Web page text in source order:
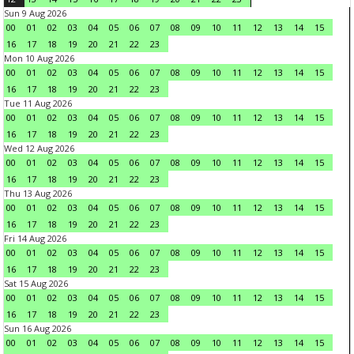
Sun 9 Aug 2026
00
01 02 03 04 05 06 07 08 09 10 11 12 13 14
15
16
17 18 19 20 21 22
23
Mon 10 Aug 2026
00
01 02 03 04 05 06 07 08 09 10 11 12 13 14
15
16
17 18 19 20 21 22
23
Tue 11 Aug 2026
00
01 02 03 04 05 06 07 08 09 10 11 12 13 14
15
16
17 18 19 20 21 22
23
Wed 12 Aug 2026
00
01 02 03 04 05 06 07 08 09 10 11 12 13 14
15
16
17 18 19 20 21 22
23
Thu 13 Aug 2026
00
01 02 03 04 05 06 07 08 09 10 11 12 13 14
15
16
17 18 19 20 21 22
23
Fri 14 Aug 2026
00
01 02 03 04 05 06 07 08 09 10 11 12 13 14
15
16
17 18 19 20 21 22
23
Sat 15 Aug 2026
00
01 02 03 04 05 06 07 08 09 10 11 12 13 14
15
16
17 18 19 20 21 22
23
Sun 16 Aug 2026
00
01 02 03 04 05 06 07 08 09 10 11 12 13 14
15